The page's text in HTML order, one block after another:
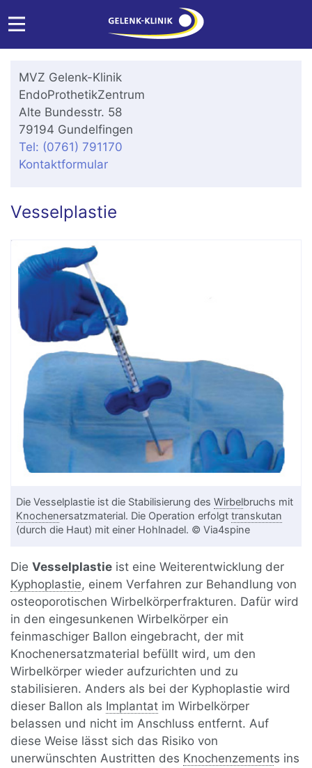
MVZ Gelenk-Klinik
EndoProthetikZentrum
Alte Bundesstr. 58
79194 Gundelfingen
Tel: (0761) 791170
Kontaktformular
Vesselplastie
Die Vesselplastie ist die Stabilisierung desWirbelbruchs mit
Knochenersatzmaterial. Die Operation erfolgttranskutan
(durch die Haut) mit einer Hohlnadel. © Via4spine
DieVesselplastie ist eine Weiterentwicklung der
Kyphoplastie, einem Verfahren zur Behandlung von
osteoporotischen Wirbelkörperfrakturen. Dafür wird
in den eingesunkenen Wirbelkörper ein
feinmaschiger Ballon eingebracht, der mit
Knochenersatzmaterial befüllt wird, um den
Wirbelkörper wieder aufzurichten und zu
stabilisieren. Anders als bei der Kyphoplastie wird
dieser Ballon als Implantat im Wirbelkörper
belassen und nicht im Anschluss entfernt. Auf
diese Weise lässt sich das Risiko von
unerwünschten Austritten des Knochenzements ins